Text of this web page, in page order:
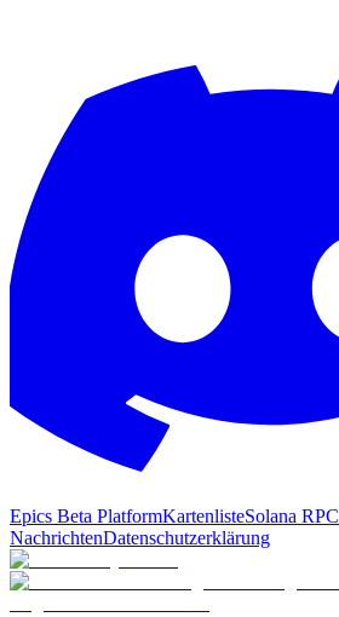
Epics Beta PlatformKartenlisteSolana RPC
NachrichtenDatenschutzerklärung